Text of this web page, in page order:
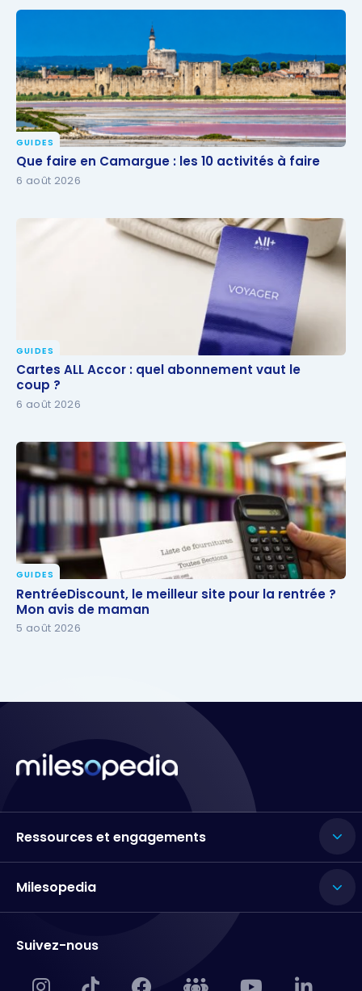
Que faire en Camargue : les 10 activités à faire
GUIDES
Que faire en Camargue : les 10 activités à faire
6 août 2026
Cartes ALL Accor : quel abonnement vaut le coup ?
GUIDES
Cartes ALL Accor : quel abonnement vaut le
coup ?
6 août 2026
RentréeDiscount, le meilleur site pour la rentrée ?
Mon avis de maman
GUIDES
RentréeDiscount, le meilleur site pour la rentrée ?
Mon avis de maman
5 août 2026
Ressources et engagements
Milesopedia
Suivez-nous